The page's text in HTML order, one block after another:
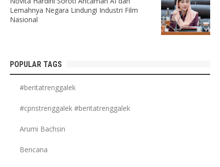
Lemahnya Negara Lindungi Industri Film
Nasional
POPULAR TAGS
#beritatrenggalek
#cpnstrenggalek #beritatrenggalek
Arumi Bachsin
Bencana